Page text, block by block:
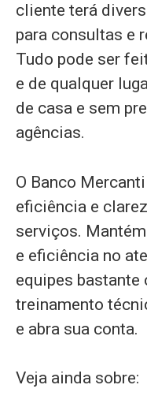
cliente terá
para consultas e
Tudo pode ser
e de qualquer
de casa e sem
agências.
O Banco
eficiência e
serviços.
e eficiência no
equipes
treinamento
e abra sua conta.
Veja ainda sobre: